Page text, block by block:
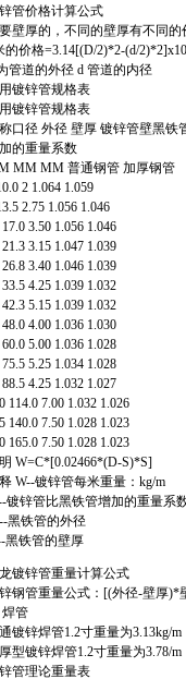
管价格计算公式
壁厚的，不同的壁厚有不同的
的价格=3.14[(D/2)*2-(d/
管道的外径 d 管道的内径
镀锌管规格表
镀锌管规格表
口径 外径 壁厚 镀锌管壁黑铁
的重量系数
MM MM 普通钢管 加厚钢管
2 1.064 1.059
2.75 1.056 1.046
17.0 3.50 1.056 1.046
21.3 3.15 1.047 1.039
3.40 1.046 1.039
4.25 1.039 1.032
5.15 1.039 1.032
4.00 1.036 1.030
5.00 1.036 1.028
5.25 1.034 1.028
4.25 1.032 1.027
114.0 7.00 1.032 1.026
140.0 7.50 1.028 1.023
165.0 7.50 1.028 1.023
W=C*[0.02466*(D-S)*S]
W--镀锌管每米重量：kg/m
镀锌管比黑铁管增加的重量系
黑铁管的外径
黑铁管的壁厚
镀锌管重量计算公式
钢管重量公式：[(外径-壁厚)*
管
镀锌焊管1.2寸重量为3.13kg/m
型镀锌焊管1.2寸重量为3.78/m
管理论重量表